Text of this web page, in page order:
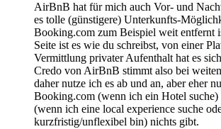
AirBnB hat für mich auch Vor- und
es tolle (günstigere) Unterkunfts-
Booking.com zum Beispiel weit entfernt
Seite ist es wie du schreibst, von einer
Vermittlung privater Aufenthalt hat es
Credo von AirBnB stimmt also bei
daher nutze ich es ab und an, aber eher
Booking.com (wenn ich ein Hotel
(wenn ich eine local experience suche
kurzfristig/unflexibel bin) nichts gibt.